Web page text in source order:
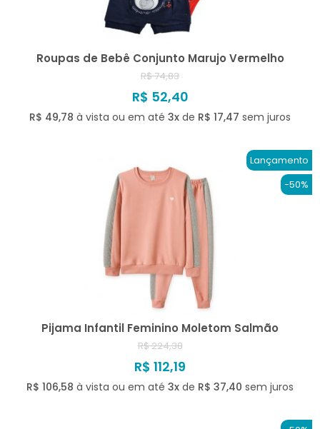
Roupas de Bebê Conjunto Marujo Vermelho
R$ 74,83
R$ 52,40
R$ 49,78 à vista ou em até 3x de R$ 17,47 sem juros
Lançamento
-50%
Pijama Infantil Feminino Moletom Salmão
R$ 224,38
R$ 112,19
R$ 106,58 à vista ou em até 3x de R$ 37,40 sem juros